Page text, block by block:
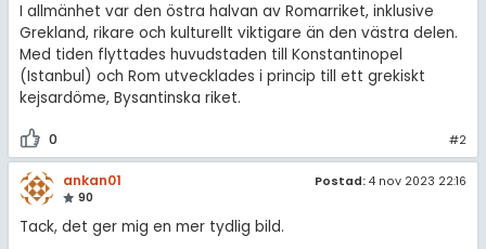
I allmänhet var den östra halvan av Romarriket, inklusive
Grekland, rikare och kulturellt viktigare än den västra delen.
Med tiden flyttades huvudstaden till Konstantinopel
(Istanbul) och Rom utvecklades i princip till ett grekiskt
kejsardöme, Bysantinska riket.
0 #2
ankan01
90
Postad: 4 nov 2023 22:16
Tack, det ger mig en mer tydlig bild.